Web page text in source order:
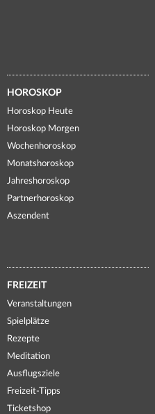
HOROSKOP
Horoskop Heute
Horoskop Morgen
Wochenhoroskop
Monatshoroskop
Jahreshoroskop
Partnerhoroskop
Aszendent
FREIZEIT
Veranstaltungen
Spielplätze
Rezepte
Meditation
Ausflugsziele
Freizeit-Tipps
Ticketshop